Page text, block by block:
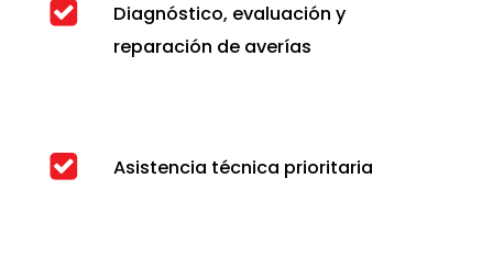
Diagnóstico, evaluación y
reparación de averías
Asistencia técnica prioritaria